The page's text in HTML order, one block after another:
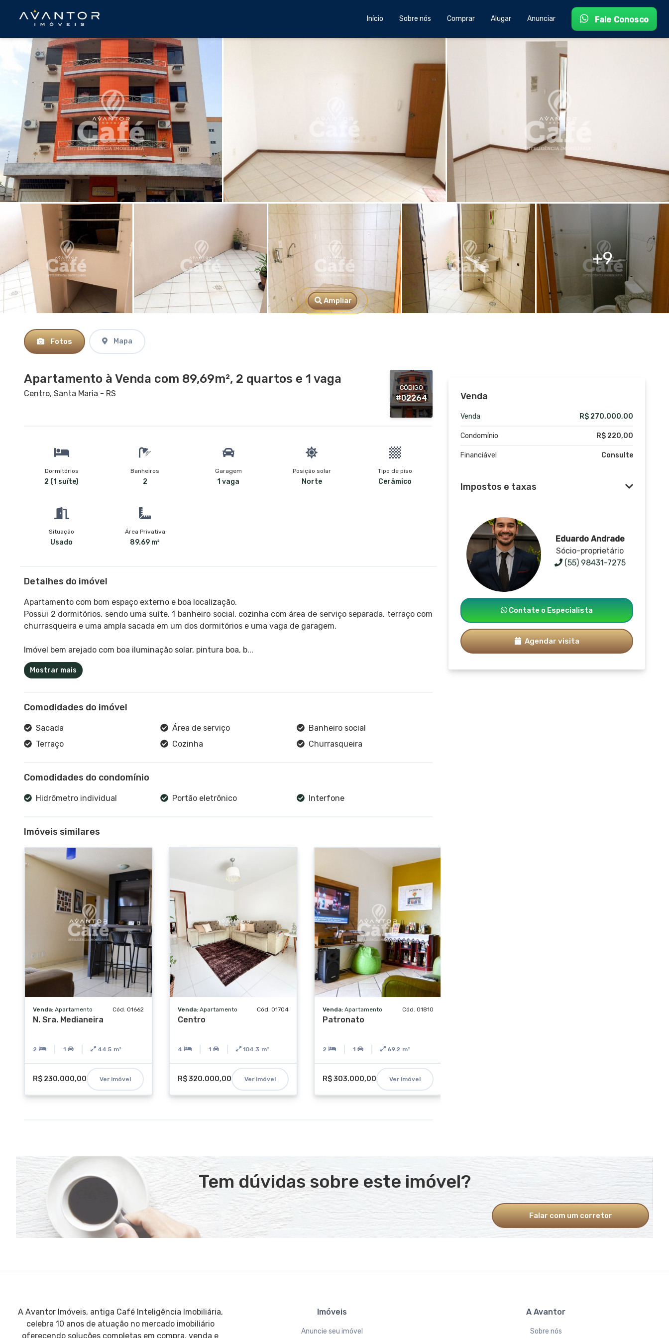
Início Sobre nós Comprar Alugar Anunciar Fale Conosco
9
Ampliar
Fotos Mapa
Apartamento à Venda com 89,69m², 2 quartos e 1 vaga
Centro, Santa Maria - RS
CÓDIGO
#02264
Dormitórios
2 (1 suíte)
Banheiros
2
Garagem
1 vaga
Posição solar
Norte
Tipo de piso
Cerâmico
Situação
Usado
Área Privativa
89.69 m²
Detalhes do imóvel
Apartamento com bom espaço externo e boa localização.
Possui 2 dormitórios, sendo uma suíte, 1 banheiro social, cozinha com área de serviço separada, terraço com
churrasqueira e uma ampla sacada em um dos dormitórios e uma vaga de garagem.
Imóvel bem arejado com boa iluminação solar, pintura boa, b...
Mostrar mais
Comodidades do imóvel
Sacada Área de serviço
Banheiro social
Terraço
Cozinha Churrasqueira
Comodidades do condomínio
Hidrômetro individual Portão eletrônico Interfone
Imóveis similares
Venda: Apartamento Cód. 01662
N. Sra. Medianeira
2 1 44.5 m²
R$ 230.000,00 Ver imóvel
Venda: Apartamento Cód. 01704
Centro
4 1 104.3 m²
R$ 320.000,00 Ver imóvel
Venda: Apartamento Cód. 01810
Patronato
2 1 69.2 m²
R$ 303.000,00 Ver imóvel
Venda
Venda R$ 270.000,00
Condomínio R$ 220,00
Financiável Consulte
Impostos e taxas
Eduardo Andrade
Sócio-proprietário
(55) 98431-7275
Contate o Especialista
Agendar visita
Tem dúvidas sobre este imóvel?
Falar com um corretor
A Avantor Imóveis, antiga Café Inteligência Imobiliária,
celebra 10 anos de atuação no mercado imobiliário
oferecendo soluções completas em compra, venda e
Imóveis
Anuncie seu imóvel
A Avantor
Sobre nós